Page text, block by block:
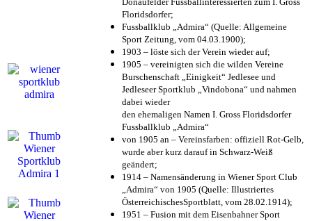
Floridsdorfer;
Fussballklub „Admira“ (Quelle: Allgemeine
Sport Zeitung, vom 04.03.1900);
1903 – löste sich der Verein wieder auf;
1905 – vereinigten sich die wilden Vereine
Burschenschaft „Einigkeit“ Jedlesee und
Jedleseer Sportklub „Vindobona“ und nahmen
dabei wieder
den ehemaligen Namen I. Gross Floridsdorfer
Fussballklub „Admira“
von 1905 an – Vereinsfarben: offiziell Rot-Gelb,
wurde aber kurz darauf in Schwarz-Weiß
geändert;
1914 – Namensänderung in Wiener Sport Club
„Admira“ von 1905 (Quelle: Illustriertes
ÖsterreichischesSportblatt, vom 28.02.1914);
1951 – Fusion mit dem Eisenbahner Sport